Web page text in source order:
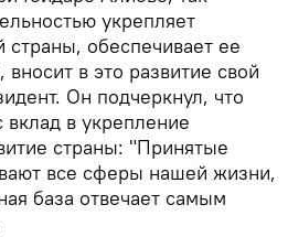
укрепляет
страны, обеспечивает ее
в это развитие свой
Он подчеркнул, что
в укрепление
страны: "Принятые
все сферы нашей жизни,
база отвечает самым